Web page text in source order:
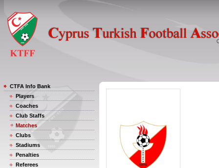
CTFA Info Bank
Players
Coaches
Club Staffs
Matches
Clubs
Stadiums
Penalties
Referees